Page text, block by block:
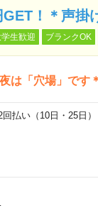
！＊声掛
学生歓迎 ブランクOK
は「穴場」です
払い（10日・25日